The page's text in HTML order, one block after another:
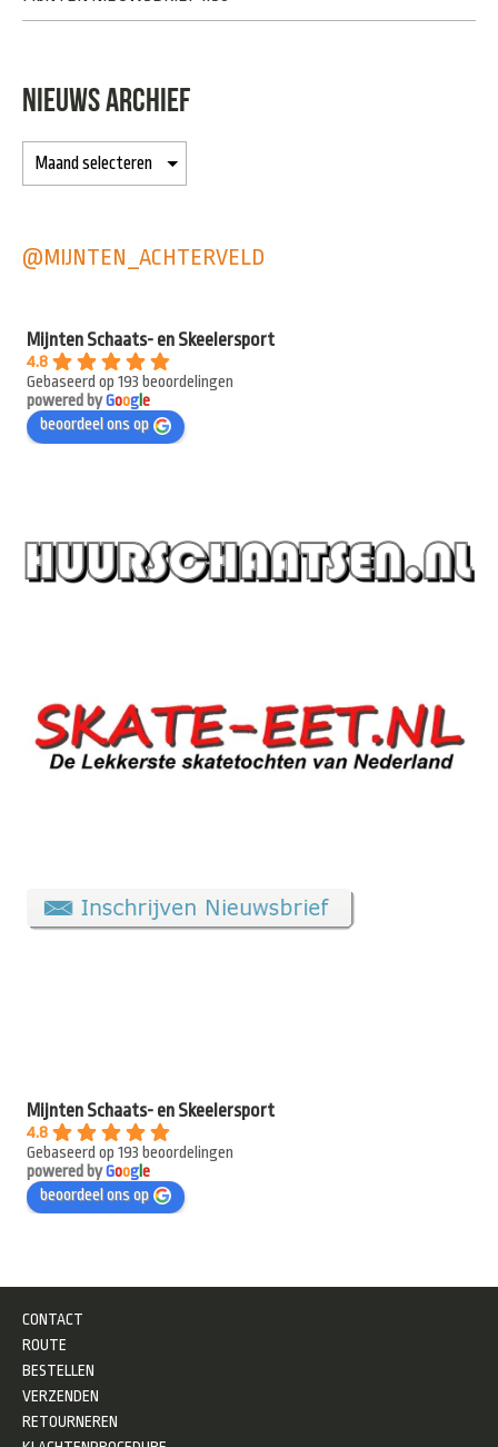
NIEUWS ARCHIEF
@MIJNTEN_ACHTERVELD
Mijnten Schaats- en Skeelersport
4.8
Gebaseerd op 193 beoordelingen
powered byGoogle
beoordeel ons op
Mijnten Schaats- en Skeelersport
4.8
Gebaseerd op 193 beoordelingen
powered byGooge
beoordeel ons op
CONTACT
ROUTE
BESTELLEN
VERZENDEN
RETOURNEREN